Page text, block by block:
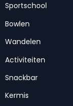
Sportschool
Bowlen
Wandelen
Activiteiten
Snackbar
Kermis